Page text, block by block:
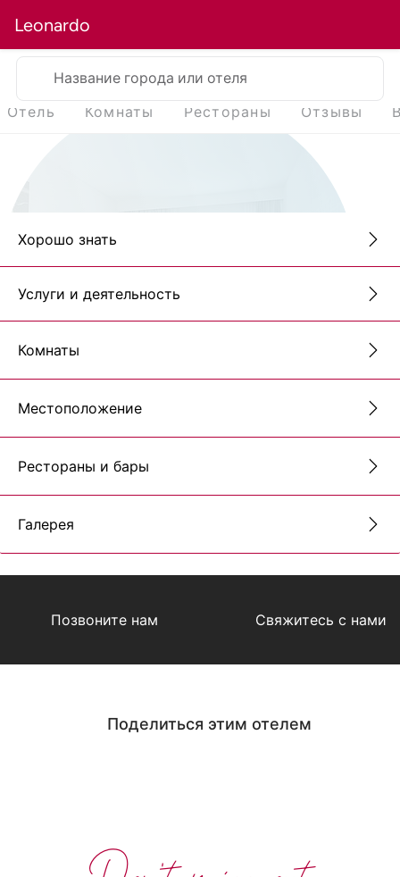
Leonardo
Название города или отеля
Отель Комнаты Рестораны Отзывы
Хорошо знать
Услуги и деятельность
Комнаты
Местоположение
Рестораны и бары
Галерея
Позвоните нам Свяжитесь с нами
Поделиться этим отелем